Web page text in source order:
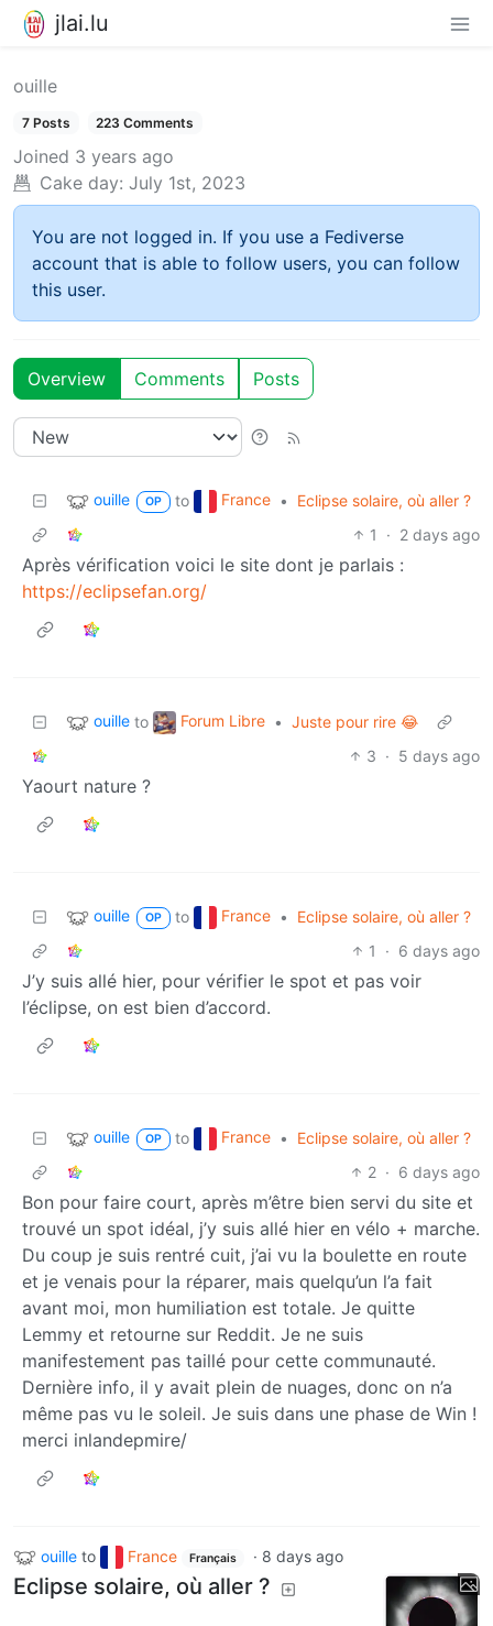
jlai.lu
ouille
7 Posts 223 Comments
Joined 3 years ago
Cake day: July 1st, 2023
You are not logged in. If you use a Fediverse
account that is able to follow users, you can follow
this user.
Overview Comments Posts
ouille OP to France •
Eclipse solaire, où aller ?
1
· 2 days ago
Après vérification voici le site dont je parlais :
https://eclipsefan.org/
ouille to Forum Libre • Juste pour rire 😂
3 · 5 days ago
Yaourt nature ?
ouille OP to France •
Eclipse solaire, où aller ?
1
· 6 days ago
J’y suis allé hier, pour vérifier le spot et pas voir
l’éclipse, on est bien d’accord.
ouille OP to France •
Eclipse solaire, où aller ?
2 · 6 days ago
Bon pour faire court, après m’être bien servi du site et
trouvé un spot idéal, j’y suis allé hier en vélo + marche.
Du coup je suis rentré cuit, j’ai vu la boulette en route
et je venais pour la réparer, mais quelqu’un l’a fait
avant moi, mon humiliation est totale. Je quitte
Lemmy et retourne sur Reddit. Je ne suis
manifestement pas taillé pour cette communauté.
Dernière info, il y avait plein de nuages, donc on n’a
même pas vu le soleil. Je suis dans une phase de Win !
merci inlandepmire/
ouille to France Français · 8 days ago
Eclipse solaire, où aller ?